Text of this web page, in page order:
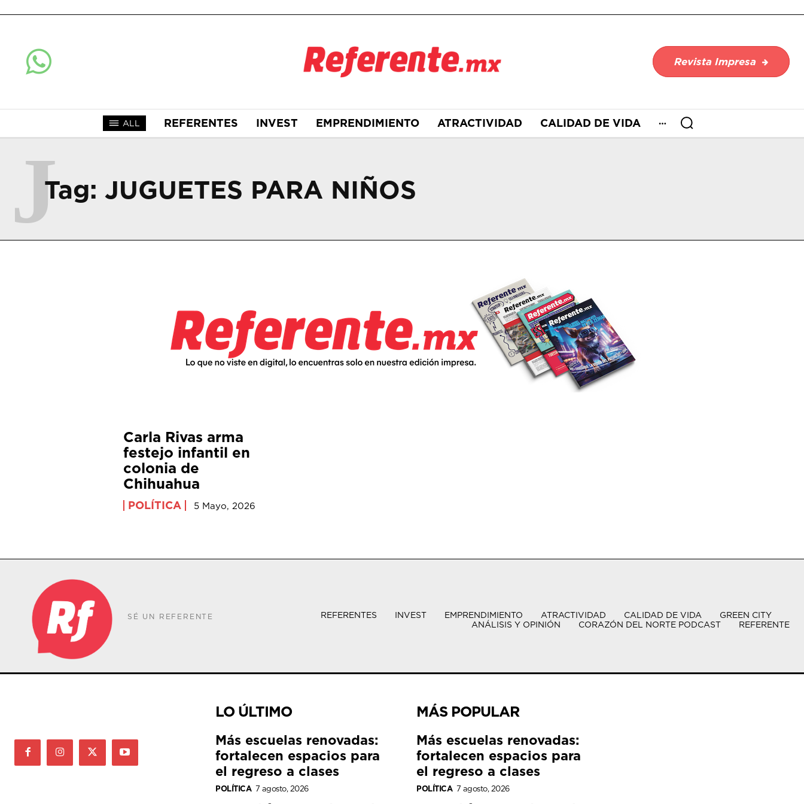
Revista Impresa
ALL REFERENTES INVEST EMPRENDIMIENTO ATRACTIVIDAD CALIDAD DE VIDA
Tag: JUGUETES PARA NIÑOS
J
Carla Rivas arma
festejo infantil en
colonia de
Chihuahua
POLÍTICA 5 Mayo, 2026
SÉ UN REFERENTE REFERENTES INVEST EMPRENDIMIENTO ATRACTIVIDAD CALIDAD DE VIDA
GREEN CITY
ANÁLISIS Y OPINIÓN
CORAZÓN DEL NORTE PODCAST REFERENTE
LO ÚLTIMO
Más escuelas renovadas:
fortalecen espacios para
el regreso a clases
POLÍTICA 7 agosto, 2026
MÁS POPULAR
Más escuelas renovadas:
fortalecen espacios para
el regreso a clases
POLÍTICA 7 agosto, 2026